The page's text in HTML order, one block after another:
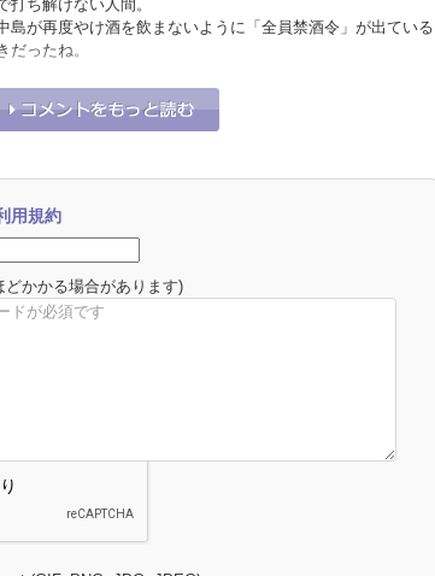
ち解けない人間。
島が再度やけ酒を飲まないように「全員禁酒令」が出ている
だったね。
それな！
用規約
かかる場合があります)